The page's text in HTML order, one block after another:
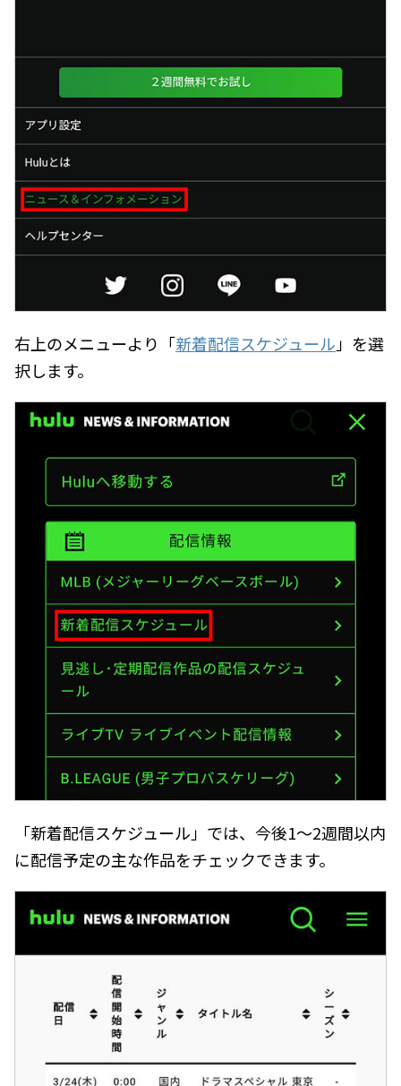
右上のメニューより「新着配信スケジュール 」を選
択します。
「新着配信スケジュール」では、今後1～2週間以内
に配信予定の主な作品をチェックできます。